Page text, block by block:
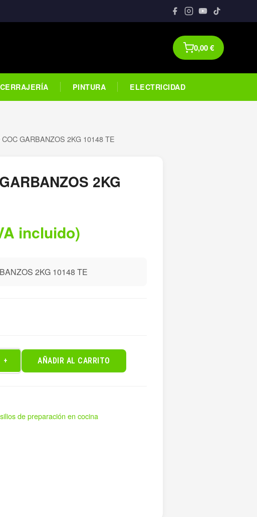
0,00€
CERRAJERÍA PINTURA ELECTRICIDAD
COC GARBANZOS 2KG 10148 TE
2KG
incluido)
2KG 10148 TE
+ AÑADIR AL CARRITO
de preparación en cocina